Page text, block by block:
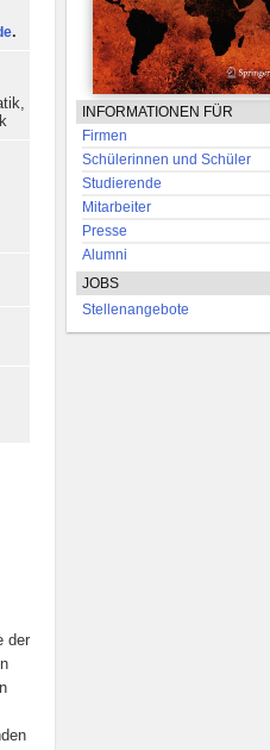
.
der
INFORMATIONEN FÜR
Firmen
Schülerinnen und Schüler
Studierende
Mitarbeiter
Presse
Alumni
JOBS
Stellenangebote